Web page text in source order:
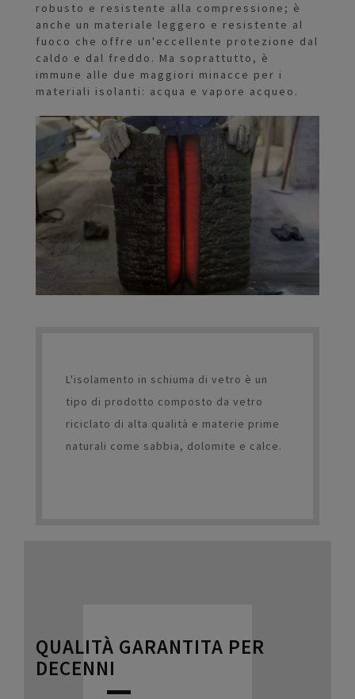
robusto e resistente alla compressione; è
anche un materiale leggero e resistente al
fuoco che offre un'eccellente protezione dal
caldo e dal freddo. Ma soprattutto, è
immune alle due maggiori minacce per i
materiali isolanti: acqua e vapore acqueo.
L'isolamento in schiuma di vetro è un
tipo di prodotto composto da vetro
riciclato di alta qualità e materie prime
naturali come sabbia, dolomite e calce.
QUALITÀ GARANTITA PER
DECENNI